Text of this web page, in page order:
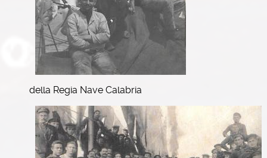
della Regia Nave Calabria